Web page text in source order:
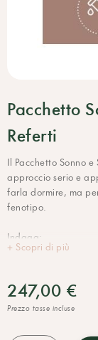
Pacchetto
Referti
Il Pacchetto Sonno
approccio serio e
farla dormire, ma
fenotipo.
Indaga:
- i livelli di ormoni
- l'indice DLMO
specifico utilizzato
+ Scopri di più
247,00 €
Prezzo tasse incluse